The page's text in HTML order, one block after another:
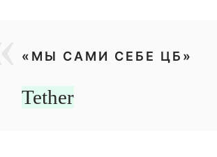
«МЫ САМИ СЕБЕ ЦБ»
Tether